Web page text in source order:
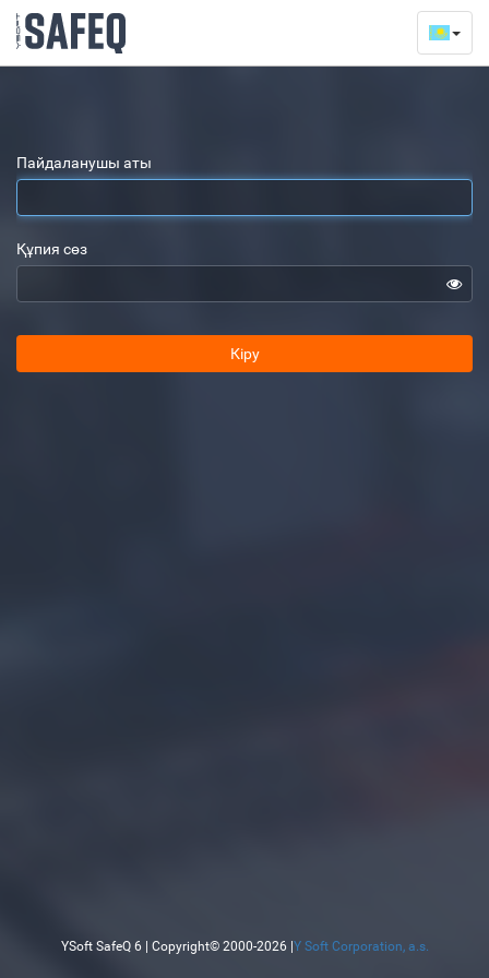
Пайдаланушы аты
Құпия сөз
Кіру
YSoft SafeQ 6 | Copyright© 2000-2026 | Y Soft Corporation, a.s.